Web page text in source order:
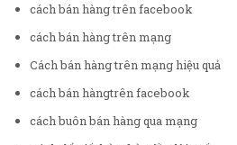
cách bán hàng trên facebook
cách bán hàng trên mạng
Cách bán hàng trên mạng hiệu quả
cách bán hàngtrên facebook
cách buôn bán hàng qua mạng